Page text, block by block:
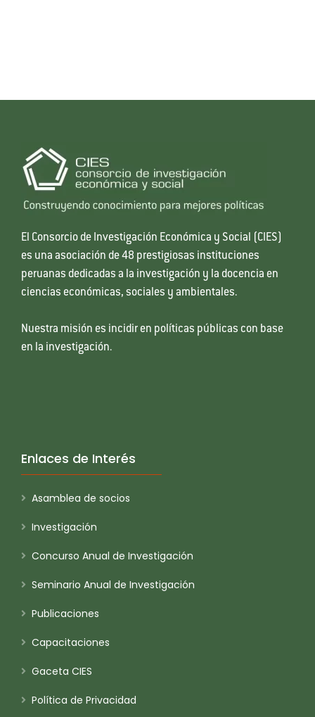
El Consorcio de Investigación Económica y Social (CIES)
es una asociación de 48 prestigiosas instituciones
peruanas dedicadas a la investigación y la docencia en
ciencias económicas, sociales y ambientales.
Nuestra misión es incidir en políticas públicas con base
en la investigación.
Enlaces de Interés
Asamblea de socios
Investigación
Concurso Anual de Investigación
Seminario Anual de Investigación
Publicaciones
Capacitaciones
Gaceta CIES
Política de Privacidad